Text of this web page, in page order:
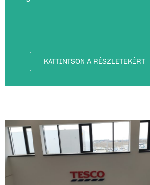
KATTINTSON A RÉSZLETEKÉRT